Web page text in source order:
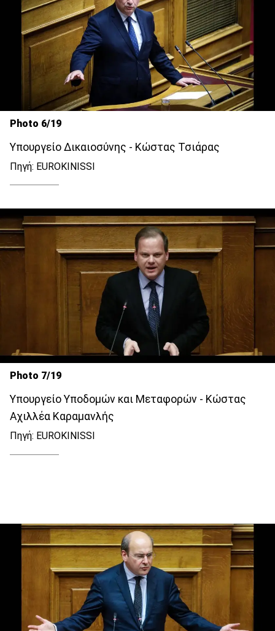
Photo 6/19
Υπουργείο Δικαιοσύνης - Κώστας Τσιάρας
Πηγή: EUROKINISSI
Photo 7/19
Υπουργείο Υποδομών και Μεταφορών - Κώστας
Αχιλλέα Καραμανλής
Πηγή: EUROKINISSI